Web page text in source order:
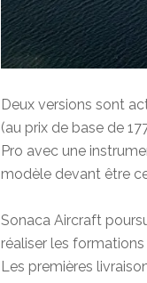
Deux versions sont
(au prix de base de
Pro avec une
modèle devant être
Sonaca Aircraft
réaliser les formations
Les premières